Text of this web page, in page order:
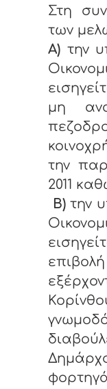
Στη
των
Α) την
μη
την
2011
Β)την